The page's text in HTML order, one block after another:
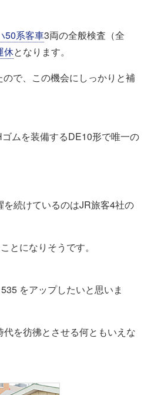
50系客車3両の全般検査（全
休となります。
で、この機会にしっかりと補
ムを装備するDE10形で唯一の
続けているのはJR旅客4社の
とになりそうです。
をアップしたいと思いま
を彷彿とさせる何ともいえな